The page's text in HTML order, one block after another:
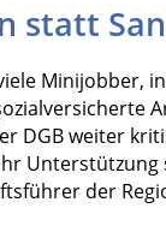
statt
Minijobber,
DGB weiter
Unterstützung
der